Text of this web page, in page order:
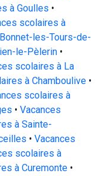
à Goulles •
scolaires à
les-Tours-de-
le-Pèlerin •
scolaires à La
à Chamboulive •
scolaires à
• Vacances
à Sainte-
• Vacances
scolaires à
à Curemonte •